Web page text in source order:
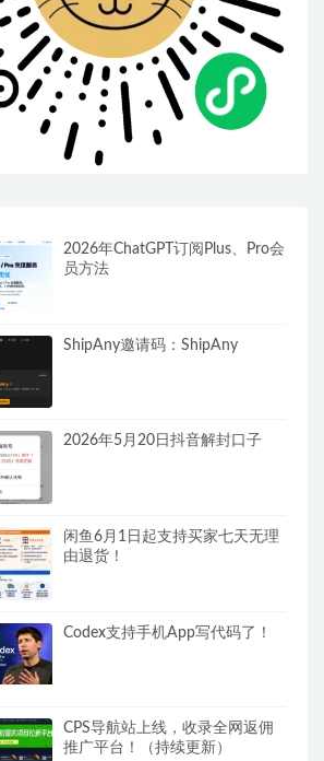
2026年ChatGPT订阅Plus、Pro会
员方法
ShipAny邀请码：ShipAny
2026年5月20日抖音解封口子
闲鱼6月1日起支持买家七天无理
由退货！
Codex支持手机App写代码了！
CPS导航站上线，收录全网返佣
推广平台！（持续更新）